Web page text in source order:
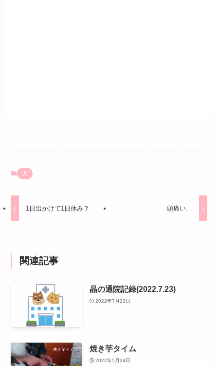
犬
1日出かけて1日休み？ 頭痛い…
関連記事
晶の通院記録(2022.7.23)
2022年7月23日
焼き芋タイム
2022年5月24日